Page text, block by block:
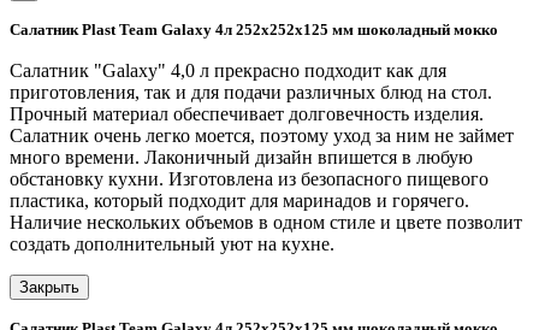
Салатник Plast Team Galaxy 4л 252х252х125 мм шоколадный мокко
Салатник "Galaxy" 4,0 л прекрасно подходит как для
приготовления, так и для подачи различных блюд на стол.
Прочный материал обеспечивает долговечность изделия.
Салатник очень легко моется, поэтому уход за ним не займет
много времени. Лаконичный дизайн впишется в любую
обстановку кухни. Изготовлена из безопасного пищевого
пластика, который подходит для маринадов и горячего.
Наличие нескольких объемов в одном стиле и цвете позволит
создать дополнительный уют на кухне.
Закрыть